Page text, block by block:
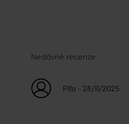
Nedávné recenze
Píťa - 28/11/2025